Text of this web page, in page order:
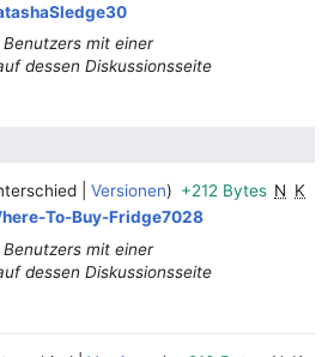
mit einer
dessen Diskussionsseite
Versionen +212 Bytes N K
To-Buy-Fridge7028
mit einer
dessen Diskussionsseite